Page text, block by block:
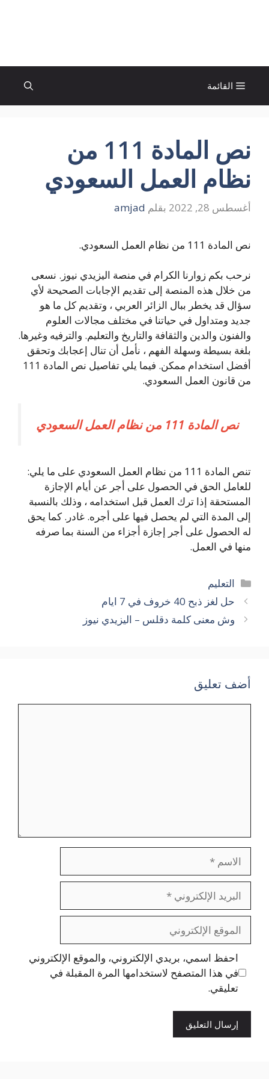
القائمة
نص المادة 111 من
نظام العمل السعودي
أغسطس 28, 2022 بقلم amjad
نص المادة 111 من نظام العمل السعودي.
نرحب بكم زوارنا الكرام في منصة اليزيدي نيوز. نسعى
من خلال هذه المنصة إلى تقديم الإجابات الصحيحة لأي
سؤال قد يخطر ببال الزائر العربي ، وتقديم كل ما هو
جديد ومتداول في حياتنا في مختلف مجالات العلوم
والفنون والدين والثقافة والتاريخ والتعليم. والترفيه وغيرها.
بلغة بسيطة وسهلة الفهم ، نأمل أن تنال إعجابك وتحقق
أفضل استخدام ممكن. فيما يلي تفاصيل نص المادة 111
من قانون العمل السعودي.
نص المادة 111 من نظام العمل السعودي
تنص المادة 111 من نظام العمل السعودي على ما يلي:
للعامل الحق في الحصول على أجر عن أيام الإجازة
المستحقة إذا ترك العمل قبل استخدامه ، وذلك بالنسبة
إلى المدة التي لم يحصل فيها على أجره. غادر. كما يحق
له الحصول على أجر إجازة أجزاء من السنة بما صرفه
منها في العمل.
التصنيفات
التعليم
حل لغز ذبح 40 خروف في 7 ايام
وش معنى كلمة دقلس – اليزيدي نيوز
أضف تعليق
الاسم
البريد
الإلكتروني
الموقع
الإلكتروني
احفظ اسمي، بريدي الإلكتروني، والموقع الإلكتروني
في هذا المتصفح لاستخدامها المرة المقبلة في
تعليقي.